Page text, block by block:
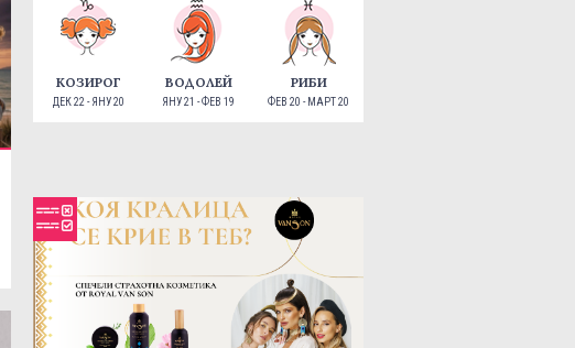
КОЗИРОГ
ДЕК 22 - ЯНУ 20
ВОДОЛЕЙ
ЯНУ 21 - ФЕВ 19
РИБИ
ФЕВ 20 - МАРТ 20